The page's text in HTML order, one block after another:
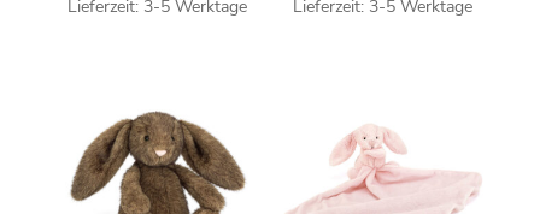
Lieferzeit: 3-5 Werktage Lieferzeit: 3-5 Werktage